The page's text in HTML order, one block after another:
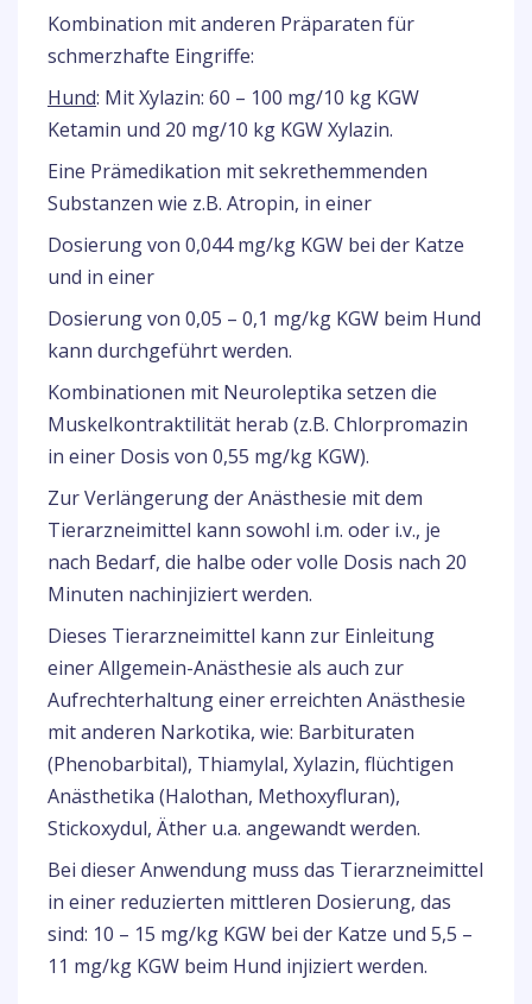
Kombination mit anderen Präparaten für
schmerzhafte Eingriffe:
Hund: Mit Xylazin: 60 – 100 mg/10 kg KGW
Ketamin und 20 mg/10 kg KGW Xylazin.
Eine Prämedikation mit sekrethemmenden
Substanzen wie z.B. Atropin, in einer
Dosierung von 0,044 mg/kg KGW bei der Katze
und in einer
Dosierung von 0,05 – 0,1 mg/kg KGW beim Hund
kann durchgeführt werden.
Kombinationen mit Neuroleptika setzen die
Muskelkontraktilität herab (z.B. Chlorpromazin
in einer Dosis von 0,55 mg/kg KGW).
Zur Verlängerung der Anästhesie mit dem
Tierarzneimittel kann sowohl i.m. oder i.v., je
nach Bedarf, die halbe oder volle Dosis nach 20
Minuten nachinjiziert werden.
Dieses Tierarzneimittel kann zur Einleitung
einer Allgemein-Anästhesie als auch zur
Aufrechterhaltung einer erreichten Anästhesie
mit anderen Narkotika, wie: Barbituraten
(Phenobarbital), Thiamylal, Xylazin, flüchtigen
Anästhetika (Halothan, Methoxyfluran),
Stickoxydul, Äther u.a. angewandt werden.
Bei dieser Anwendung muss das Tierarzneimittel
in einer reduzierten mittleren Dosierung, das
sind: 10 – 15 mg/kg KGW bei der Katze und 5,5 –
11 mg/kg KGW beim Hund injiziert werden.